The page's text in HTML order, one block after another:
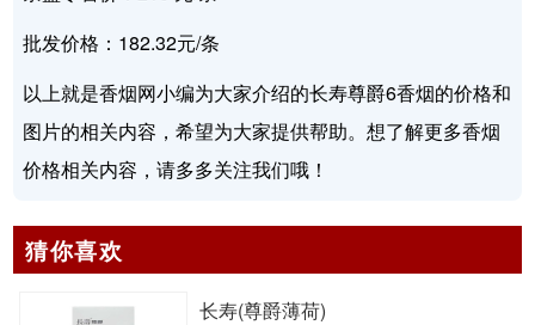
批发价格：182.32元/条
以上就是香烟网小编为大家介绍的长寿尊爵6香烟的价格和
图片的相关内容，希望为大家提供帮助。想了解更多香烟
价格相关内容，请多多关注我们哦！
猜你喜欢
长寿(尊爵薄荷)